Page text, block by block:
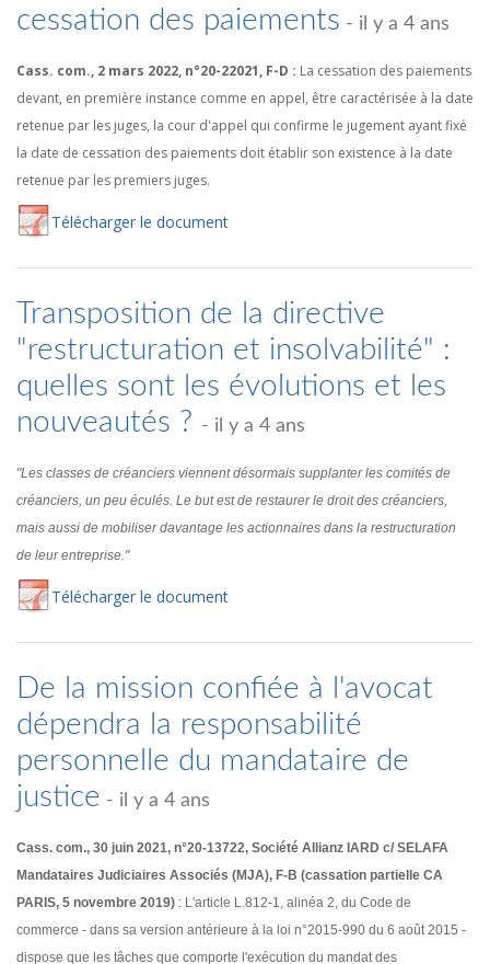
cessation des paiements - il y a 4 ans
Cass. com., 2 mars 2022, n°20-22021, F-D : La cessation des paiements
devant, en première instance comme en appel, être caractérisée à la date
retenue par les juges, la cour d'appel qui confirme le jugement ayant fixé
la date de cessation des paiements doit établir son existence à la date
retenue par les premiers juges.
Télécharger le document
Transposition de la directive
"restructuration et insolvabilité" :
quelles sont les évolutions et les
nouveautés ? - il y a 4 ans
"Les classes de créanciers viennent désormais supplanter les comités de
créanciers, un peu éculés. Le but est de restaurer le droit des créanciers,
mais aussi de mobiliser davantage les actionnaires dans la restructuration
de leur entreprise."
Télécharger le document
De la mission confiée à l'avocat
dépendra la responsabilité
personnelle du mandataire de
justice - il y a 4 ans
Cass. com., 30 juin 2021, n°20-13722, Société Allianz IARD c/ SELAFA
Mandataires Judiciaires Associés (MJA), F-B (cassation partielle CA
PARIS, 5 novembre 2019) : L'article L.812-1, alinéa 2, du Code de
commerce - dans sa version antérieure à la loi n°2015-990 du 6 août 2015 -
dispose que les tâches que comporte l'exécution du mandat des